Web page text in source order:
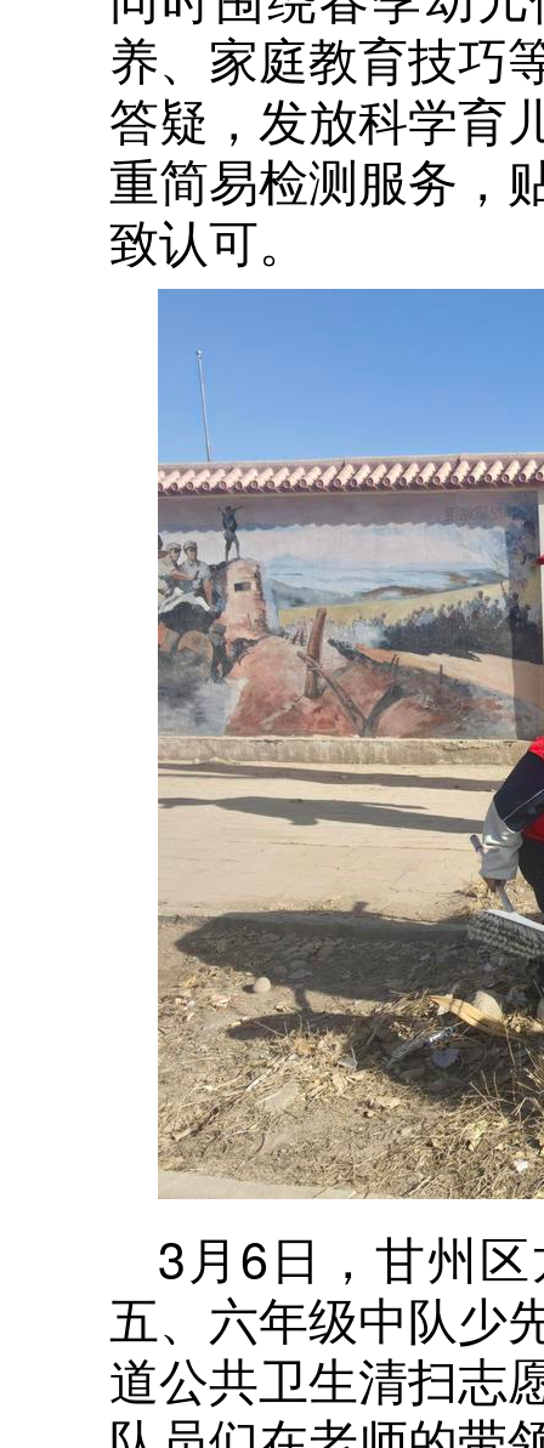
养、家庭教育技巧
答疑，发放科学育
重简易检测服务，
致认可。
3月6日，甘州
五、六年级中队少
道公共卫生清扫志